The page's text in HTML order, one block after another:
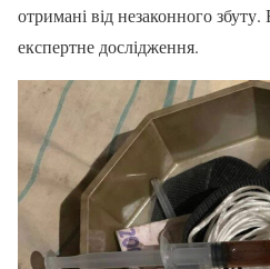
отримані від незаконного
експертне дослідження.